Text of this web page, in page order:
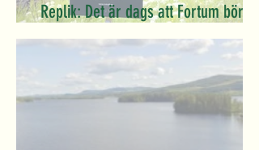
Replik: Det är dags att Fortum börjar
räkna